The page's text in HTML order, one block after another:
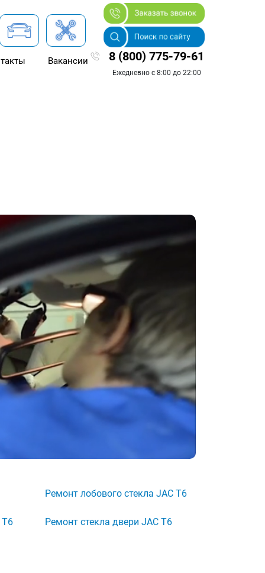
Вакансии 8 (800) 775-79-61
Ежедневно с 8:00 до 22:00
Ремонт лобового стекла JAC T6
T6 Ремонт стекла двери JAC T6